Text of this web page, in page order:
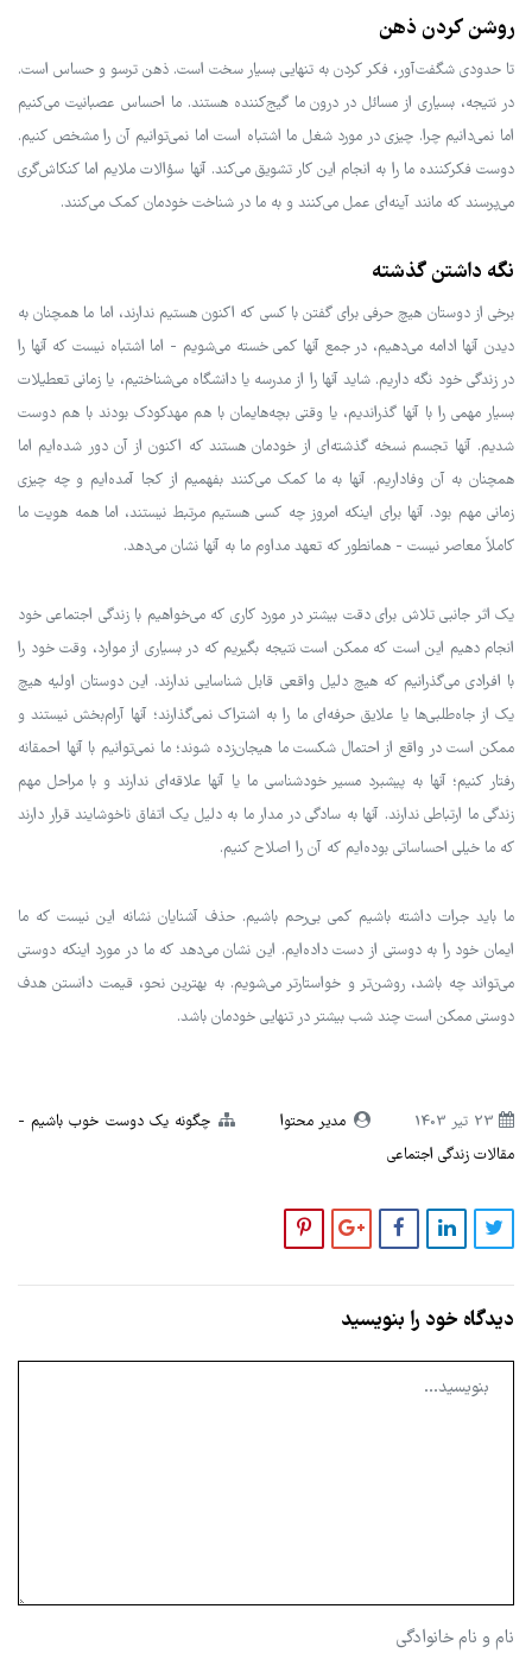
روشن کردن ذهن
تا حدودی شگفت‌آور، فکر کردن به تنهایی بسیار سخت است. ذهن ترسو و حساس است.
در نتیجه، بسیاری از مسائل در درون ما گیج‌کننده هستند. ما احساس عصبانیت می‌کنیم
اما نمی‌دانیم چرا. چیزی در مورد شغل ما اشتباه است اما نمی‌توانیم آن را مشخص کنیم.
دوست فکرکننده ما را به انجام این کار تشویق می‌کند. آنها سؤالات ملایم اما کنکاش‌گری
می‌پرسند که مانند آینه‌ای عمل می‌کنند و به ما در شناخت خودمان کمک می‌کنند.
نگه داشتن گذشته
برخی از دوستان هیچ حرفی برای گفتن با کسی که اکنون هستیم ندارند، اما ما همچنان به
دیدن آنها ادامه می‌دهیم، در جمع آنها کمی خسته می‌شویم - اما اشتباه نیست که آنها را
در زندگی خود نگه داریم. شاید آنها را از مدرسه یا دانشگاه می‌شناختیم، یا زمانی تعطیلات
بسیار مهمی را با آنها گذراندیم، یا وقتی بچه‌هایمان با هم مهدکودک بودند با هم دوست
شدیم. آنها تجسم نسخه گذشته‌ای از خودمان هستند که اکنون از آن دور شده‌ایم اما
همچنان به آن وفاداریم. آنها به ما کمک می‌کنند بفهمیم از کجا آمده‌ایم و چه چیزی
زمانی مهم بود. آنها برای اینکه امروز چه کسی هستیم مرتبط نیستند، اما همه هویت ما
کاملاً معاصر نیست - همانطور که تعهد مداوم ما به آنها نشان می‌دهد.
یک اثر جانبی تلاش برای دقت بیشتر در مورد کاری که می‌خواهیم با زندگی اجتماعی خود
انجام دهیم این است که ممکن است نتیجه بگیریم که در بسیاری از موارد، وقت خود را
با افرادی می‌گذرانیم که هیچ دلیل واقعی قابل شناسایی ندارند. این دوستان اولیه هیچ
یک از جاه‌طلبی‌ها یا علایق حرفه‌ای ما را به اشتراک نمی‌گذارند؛ آنها آرام‌بخش نیستند و
ممکن است در واقع از احتمال شکست ما هیجان‌زده شوند؛ ما نمی‌توانیم با آنها احمقانه
رفتار کنیم؛ آنها به پیشبرد مسیر خودشناسی ما یا آنها علاقه‌ای ندارند و با مراحل مهم
زندگی ما ارتباطی ندارند. آنها به سادگی در مدار ما به دلیل یک اتفاق ناخوشایند قرار دارند
که ما خیلی احساساتی بوده‌ایم که آن را اصلاح کنیم.
ما باید جرات داشته باشیم کمی بی‌رحم باشیم. حذف آشنایان نشانه این نیست که ما
ایمان خود را به دوستی از دست داده‌ایم. این نشان می‌دهد که ما در مورد اینکه دوستی
می‌تواند چه باشد، روشن‌تر و خواستارتر می‌شویم. به بهترین نحو، قیمت دانستن هدف
دوستی ممکن است چند شب بیشتر در تنهایی خودمان باشد.
23 تير 1403 مدیر محتوا
چگونه یک دوست خوب باشیم
مقالات زندگی اجتماعی
دیدگاه خود را بنویسید
نام و نام خانوادگی